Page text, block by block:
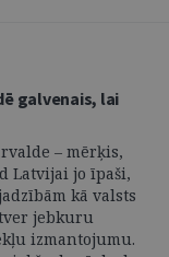
galvenais, lai
– mērķis,
Latvijai jo īpaši,
kā valsts
jebkuru
izmantojumu.